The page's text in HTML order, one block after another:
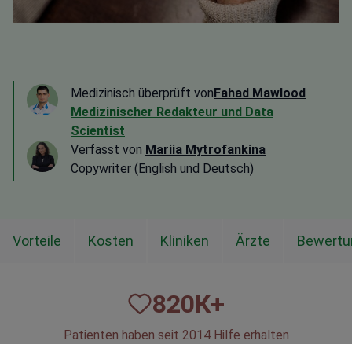
Medizinisch überprüft vonFahad Mawlood
Medizinischer Redakteur und Data
Scientist
Verfasst von Mariia Mytrofankina
Copywriter (English und Deutsch)
Vorteile Kosten Kliniken Ärzte
820К+
Patienten haben seit 2014 Hilfe erhalten